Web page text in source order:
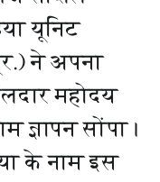
यूनिट
ने अपना
महोदय
ज्ञापन सोंपा।
के नाम इस